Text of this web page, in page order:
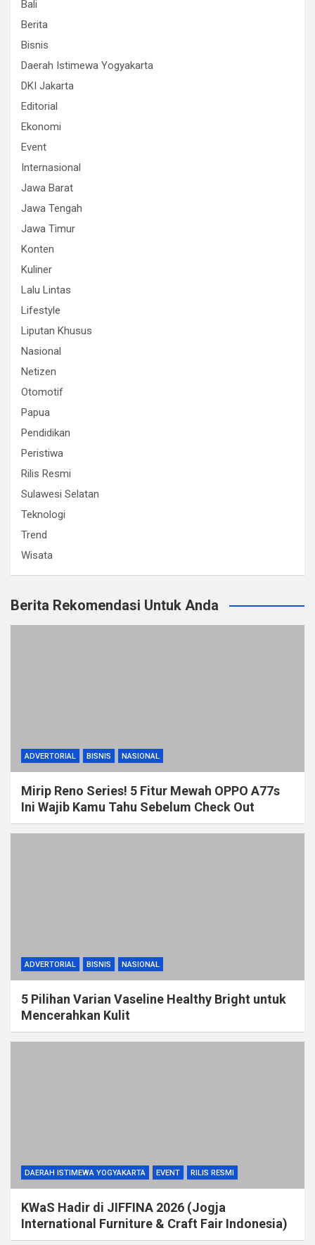
Bali
Berita
Bisnis
Daerah Istimewa Yogyakarta
DKI Jakarta
Editorial
Ekonomi
Event
Internasional
Jawa Barat
Jawa Tengah
Jawa Timur
Konten
Kuliner
Lalu Lintas
Lifestyle
Liputan Khusus
Nasional
Netizen
Otomotif
Papua
Pendidikan
Peristiwa
Rilis Resmi
Sulawesi Selatan
Teknologi
Trend
Wisata
Berita Rekomendasi Untuk Anda
ADVERTORIAL BISNIS NASIONAL
Mirip Reno Series! 5 Fitur Mewah OPPO A77s
Ini Wajib Kamu Tahu Sebelum Check Out
ADVERTORIAL BISNIS NASIONAL
5 Pilihan Varian Vaseline Healthy Bright untuk
Mencerahkan Kulit
DAERAH ISTIMEWA YOGYAKARTA EVENT RILIS RESMI
KWaS Hadir di JIFFINA 2026 (Jogja
International Furniture & Craft Fair Indonesia)